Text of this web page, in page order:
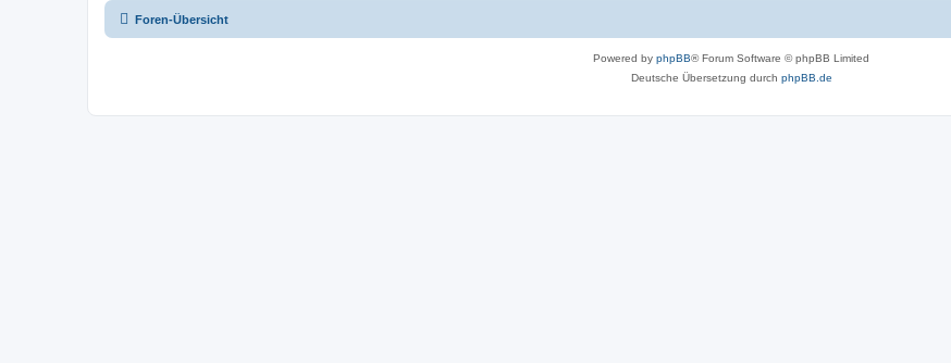
Foren-Übersicht
Powered by phpBB® Forum Software © phpBB Limited
Deutsche Übersetzung durch phpBB.de